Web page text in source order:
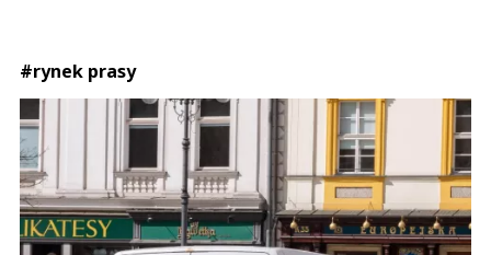
#rynek prasy